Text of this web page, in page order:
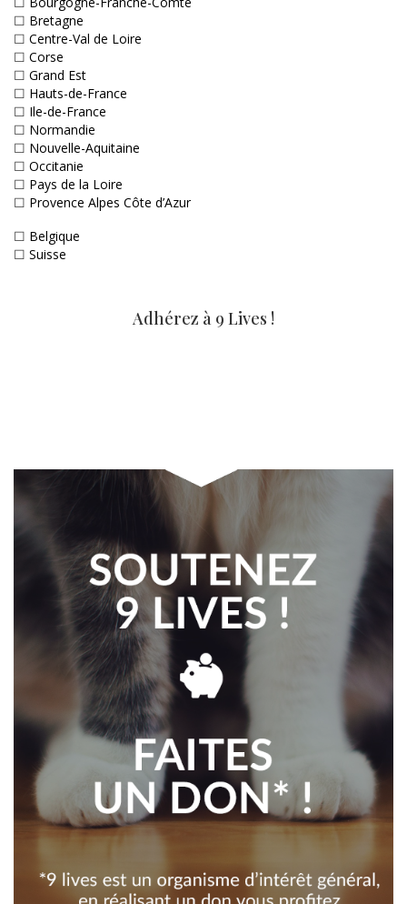
☐ Bretagne
☐ Centre-Val de Loire
☐ Corse
☐ Grand Est
☐ Hauts-de-France
☐ Ile-de-France
☐ Normandie
☐ Nouvelle-Aquitaine
☐ Occitanie
☐ Pays de la Loire
☐ Provence Alpes Côte d’Azur
☐ Belgique
☐ Suisse
Adhérez à 9 Lives !